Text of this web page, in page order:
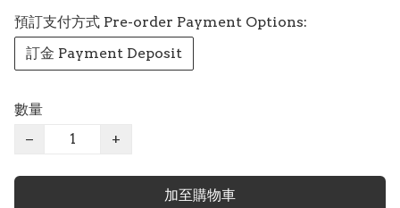
預訂支付方式 Pre-order Payment Options:
訂金 Payment Deposit
數量
−
+
加至購物車